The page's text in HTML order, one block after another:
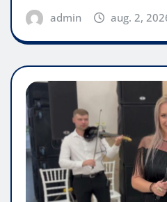
admin aug. 2,